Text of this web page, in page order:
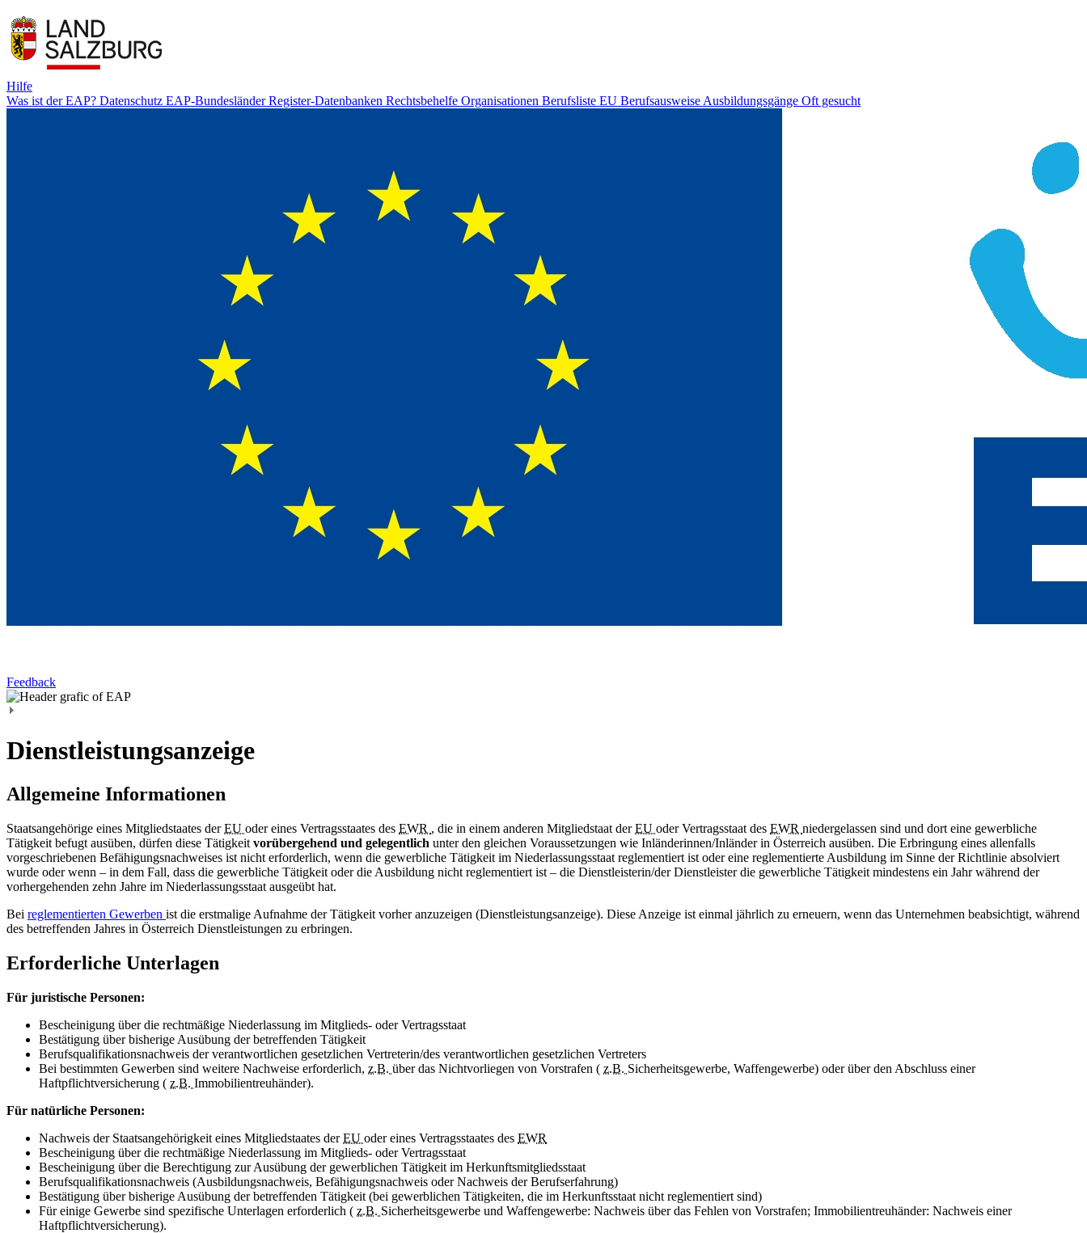
Hilfe
Was ist der EAP? Datenschutz EAP-BundesländerRegister-Datenbanken Rechtsbehelfe Organisationen Berufsliste EU Berufsausweise Ausbildungsgänge Oft gesucht
Feedback
Dienstleistungsanzeige
Allgemeine Informationen
Staatsangehörige eines Mitgliedstaates derEU oder eines Vertragsstaates des EWR , die in einem anderen Mitgliedstaat derEU oder Vertragsstaat des EWR niedergelassen sind und dort eine gewerbliche
Tätigkeit befugt ausüben, dürfen diese Tätigkeit vorübergehend und gelegentlich unter den gleichen Voraussetzungen wie Inländerinnen/Inländer in Österreich ausüben. Die Erbringung eines allenfalls
vorgeschriebenen Befähigungsnachweises ist nicht erforderlich, wenn die gewerbliche Tätigkeit im Niederlassungsstaat reglementiert ist oder eine reglementierte Ausbildung im Sinne der Richtlinie absolviert
wurde oder wenn – in dem Fall, dass die gewerbliche Tätigkeit oder die Ausbildung nicht reglementiert ist – die Dienstleisterin/der Dienstleister die gewerbliche Tätigkeit mindestens ein Jahr während der
vorhergehenden zehn Jahre im Niederlassungsstaat ausgeübt hat.
Bei reglementierten Gewerben ist die erstmalige Aufnahme der Tätigkeit vorher anzuzeigen (Dienstleistungsanzeige). Diese Anzeige ist einmal jährlich zu erneuern, wenn das Unternehmen beabsichtigt, während
des betreffenden Jahres in Österreich Dienstleistungen zu erbringen.
Erforderliche Unterlagen
Für juristische Personen:
Bescheinigung über die rechtmäßige Niederlassung im Mitglieds- oder Vertragsstaat
Bestätigung über bisherige Ausübung der betreffenden Tätigkeit
Berufsqualifikationsnachweis der verantwortlichen gesetzlichen Vertreterin/des verantwortlichen gesetzlichen Vertreters
Bei bestimmten Gewerben sind weitere Nachweise erforderlich, z.B. über das Nichtvorliegen von Vorstrafen ( z.B. Sicherheitsgewerbe, Waffengewerbe) oder über den Abschluss einer
Haftpflichtversicherung ( z.B. Immobilientreuhänder).
Für natürliche Personen:
Nachweis der Staatsangehörigkeit eines Mitgliedstaates derEU oder eines Vertragsstaates des EWR
Bescheinigung über die rechtmäßige Niederlassung im Mitglieds- oder Vertragsstaat
Bescheinigung über die Berechtigung zur Ausübung der gewerblichen Tätigkeit im Herkunftsmitgliedsstaat
Berufsqualifikationsnachweis (Ausbildungsnachweis, Befähigungsnachweis oder Nachweis der Berufserfahrung)
Bestätigung über bisherige Ausübung der betreffenden Tätigkeit (bei gewerblichen Tätigkeiten, die im Herkunftsstaat nicht reglementiert sind)
Für einige Gewerbe sind spezifische Unterlagen erforderlich ( z.B. Sicherheitsgewerbe und Waffengewerbe: Nachweis über das Fehlen von Vorstrafen; Immobilientreuhänder: Nachweis einer
Haftpflichtversicherung).